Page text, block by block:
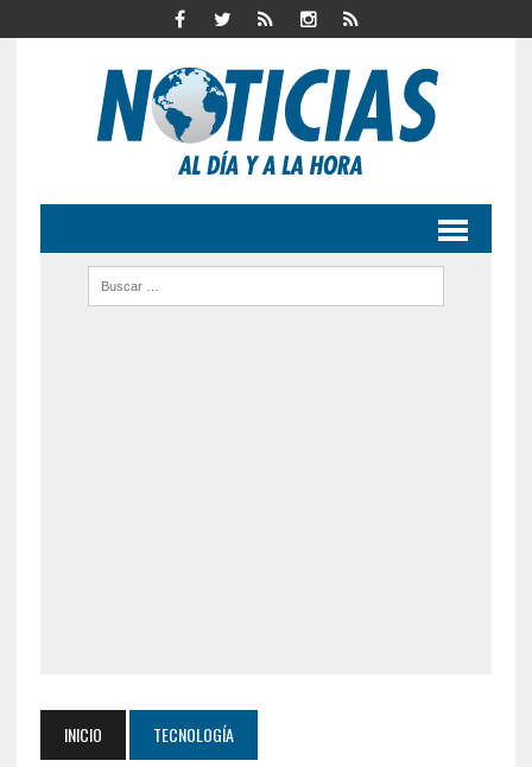
INICIO TECNOLOGÍA